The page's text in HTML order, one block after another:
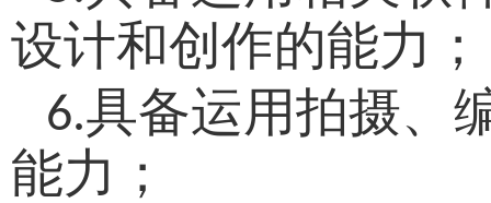
设计和创作的能力；
6.具备运用拍摄、
能力；